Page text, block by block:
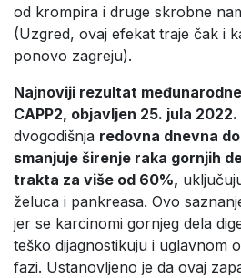
od krompira i druge skrobne
(Uzgred, ovaj efekat traje čak i
ponovo zagreju).
Najnoviji rezultat
CAPP2, objavljen 25. jula
dvogodišnja redovna dnevna
smanjuje širenje raka gornjih
trakta za više od 60%,
želuca i pankreasa. Ovo
jer se karcinomi gornjeg dela
teško dijagnostikuju i uglavnom
fazi. Ustanovljeno je da ovaj